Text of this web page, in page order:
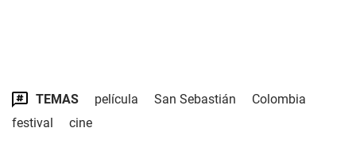
TEMAS película San Sebastián
Colombia
festival
cine